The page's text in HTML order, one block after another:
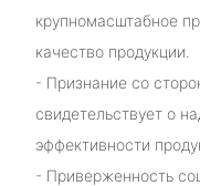
крупномасштабное
качество продукции.
- Признание со
свидетельствует о
эффективности
- Приверженность